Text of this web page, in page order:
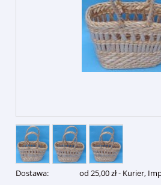
Dostawa: od 25,00 zł- Kurier,